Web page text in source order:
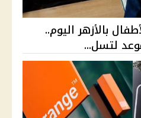
بالأزهر اليوم..
لتسل...